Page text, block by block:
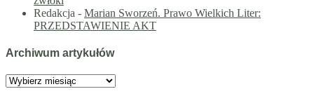
Redakcja - Marian Sworzeń. Prawo Wielkich Liter:
PRZEDSTAWIENIE AKT
Archiwum artykułów
Archiwum